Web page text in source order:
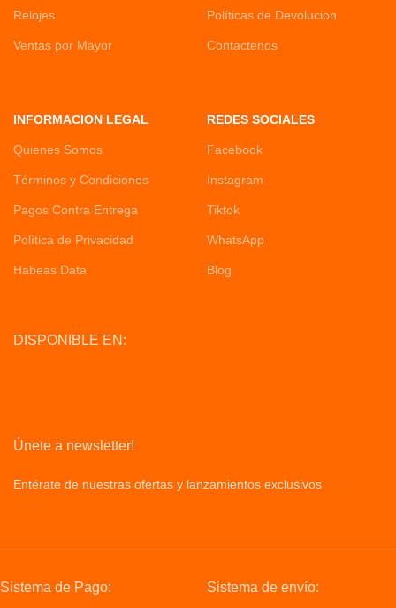
Relojes
Ventas por Mayor
Políticas de Devolucion
Contactenos
INFORMACION LEGAL
Quienes Somos
Términos y Condiciones
Pagos Contra Entrega
Política de Privacidad
Habeas Data
REDES SOCIALES
Facebook
Instagram
Tiktok
WhatsApp
Blog
DISPONIBLE EN:
Únete a newsletter!
Entérate de nuestras ofertas y lanzamientos exclusivos
Sistema de Pago: Sistema de envío: